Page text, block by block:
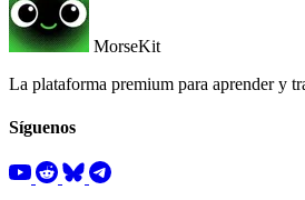
MorseKit
La plataforma premium para aprender y
Síguenos